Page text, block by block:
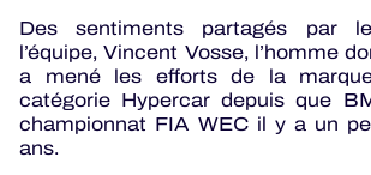
Des sentiments partagés par
l’équipe, Vincent Vosse, l’homme
a mené les efforts de la
catégorie Hypercar depuis que
championnat FIA WEC il y a un
ans.